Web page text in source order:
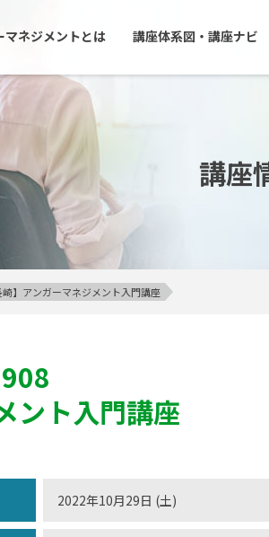
マネジメントとは 講座体系図・講座ナビ
講座
崎】アンガーマネジメント入門講座
ント入門講座
2022年10月29日 (土)